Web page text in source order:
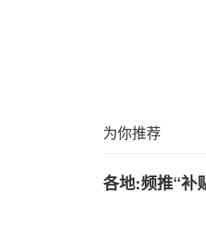
为你推荐
各地:频推“补